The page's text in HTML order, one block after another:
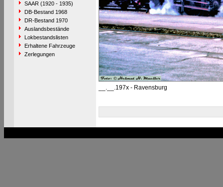
SAAR (1920 - 1935)
DB-Bestand 1968
DR-Bestand 1970
Auslandsbestände
Lokbestandslisten
Erhaltene Fahrzeuge
Zerlegungen
__.__.197x - Ravensburg